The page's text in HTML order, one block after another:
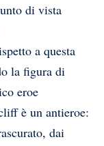
di vista
a questa
la figura di
eroe
è un antieroe:
dai